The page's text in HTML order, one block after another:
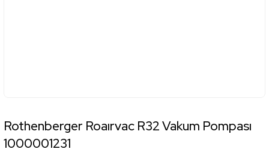
Rothenberger Roaırvac R32 Vakum Pompası
1000001231